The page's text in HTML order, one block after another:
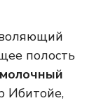
полость
Ибитойе,